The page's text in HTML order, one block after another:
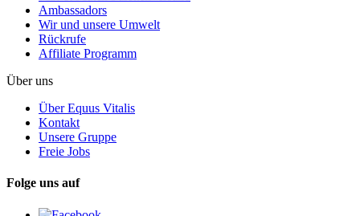
Ambassadors
Wir und unsere Umwelt
Rückrufe
Affiliate Programm
Über uns
Über Equus Vitalis
Kontakt
Unsere Gruppe
Freie Jobs
Folge uns auf